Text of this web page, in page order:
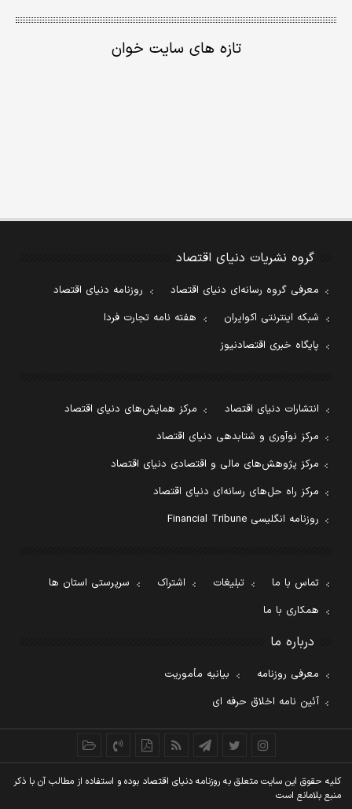
تازه های سایت خوان
گروه نشریات دنیای اقتصاد
معرفی گروه رسانه‌ای دنیای اقتصاد
روزنامه دنیای اقتصاد
شبکه اینترنتی اکوایران
هفته نامه تجارت فردا
پایگاه خبری اقتصادنیوز
انتشارات دنیای اقتصاد
مرکز همایش‌های دنیای اقتصاد
مرکز نوآوری و شتابدهی دنیای اقتصاد
مرکز پژوهش‌های مالی و اقتصادی دنیای اقتصاد
مرکز راه حل‌های رسانه‌ای دنیای اقتصاد
روزنامه انگلیسی Financial Tribune
تماس با ما تبلیغات اشتراک
سرپرستی استان ها
همکاری با ما
درباره ما
معرفی روزنامه
بیانیه مأموریت
آئین نامه اخلاق حرفه ای
کليه حقوق اين سايت متعلق به روزنامه دنيای اقتصاد بوده و استفاده از مطالب آن با ذکر
منبع بلامانع است